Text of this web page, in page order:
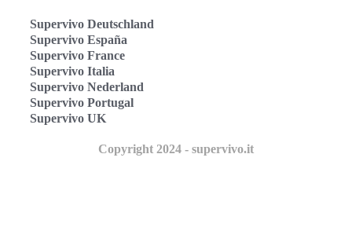
Supervivo Deutschland
Supervivo España
Supervivo France
Supervivo Italia
Supervivo Nederland
Supervivo Portugal
Supervivo UK
Copyright 2024 - supervivo.it